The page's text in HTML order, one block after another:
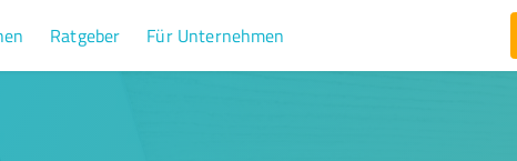
Ratgeber Für Unternehmen